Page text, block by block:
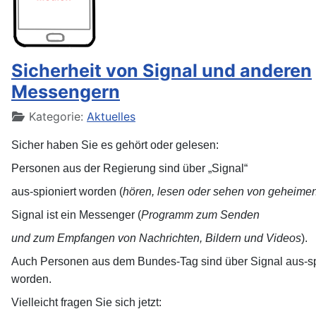
Sicherheit von Signal und anderen
Messengern
DetailsKategorie: Aktuelles
Sicher haben Sie es gehört oder gelesen:
Personen aus der Regierung sind über „Signal“
aus-spioniert worden (hören, lesen oder sehen von
Signal ist ein Messenger (Programm zum Senden
und zum Empfangen von Nachrichten, Bildern und Videos).
Auch Personen aus dem Bundes-Tag sind über Signal aus-
worden.
Vielleicht fragen Sie sich jetzt: